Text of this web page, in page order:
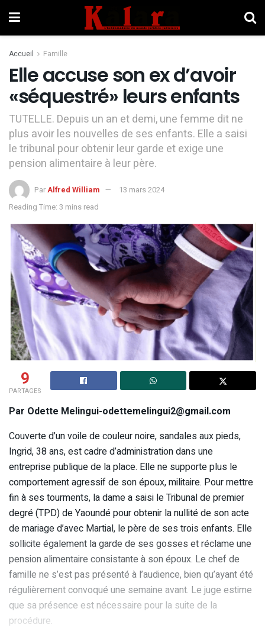
Accueil Famille
Elle accuse son ex d’avoir
«séquestré» leurs enfants
TUTELLE. Depuis un an et demi, une femme dit ne
plus avoir les nouvelles de ses enfants. Elle a saisi
le tribunal pour obtenir leur garde et exige une
pension alimentaire à leur père.
ParAlfred William
13 mars 2024
Reading Time: 3 mins read
9
PARTAGES
Par Odette Melingui-odettemelingui2@gmail.com
Couverte d’un voile de couleur noire, sandales aux pieds,
Ingrid, 38 ans, est cadre d’administration dans une
entreprise publique de la place. Elle ne supporte plus le
comportement agressif de son époux, militaire. Pour mettre
fin à ses tourments, la dame a saisi le Tribunal de premier
degré (TPD) de Yaoundé pour obtenir la nullité de son acte
de mariage d’avec Martial, le père de ses trois enfants. Elle
sollicite également la garde de ses gosses et réclame une
pension alimentaire consistante à son époux. Le chef de
famille ne s’est pas présenté à l’audience, bien qu’ayant été
régulièrement convoqué une semaine avant. Le juge estime
que sa présence est nécessaire pour la suite de la
procédure.